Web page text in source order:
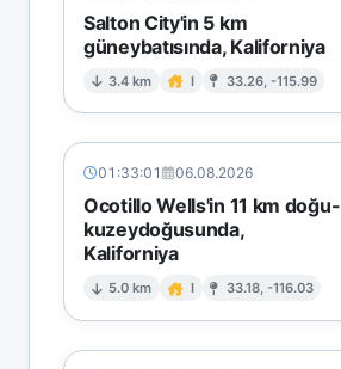
Salton City'in 5 km
güneybatısında, Kaliforniya
3.4 km I 33.26, -115.99
01:33:01 06.08.2026
Ocotillo Wells'in 11 km doğu-
kuzeydoğusunda,
Kaliforniya
5.0 km I 33.18, -116.03